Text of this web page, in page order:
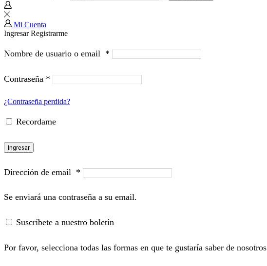
Mi Cuenta
IngresarRegistrarme
Nombre de usuario o email *
Contraseña *
¿Contraseña perdida?
Recordame
Ingresar
Dirección de email *
Se enviará una contraseña a su email.
Suscríbete a nuestro boletín
Por favor, selecciona todas las formas en que te gustaría saber de nosotros